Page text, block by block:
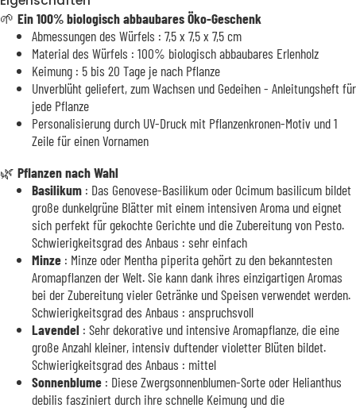
🌱 Ein 100% biologisch abbaubares Öko-Geschenk
Abmessungen des Würfels : 7,5 x 7,5 x 7,5 cm
Material des Würfels : 100% biologisch abbaubares Erlenholz
Keimung : 5 bis 20 Tage je nach Pflanze
Unverblüht geliefert, zum Wachsen und Gedeihen - Anleitungsheft für
jede Pflanze
Personalisierung durch UV-Druck mit Pflanzenkronen-Motiv und 1
Zeile für einen Vornamen
🌿 Pflanzen nach Wahl
Basilikum : Das Genovese-Basilikum oder Ocimum basilicum bildet
große dunkelgrüne Blätter mit einem intensiven Aroma und eignet
sich perfekt für gekochte Gerichte und die Zubereitung von Pesto.
Schwierigkeitsgrad des Anbaus : sehr einfach
Minze : Minze oder Mentha piperita gehört zu den bekanntesten
Aromapflanzen der Welt. Sie kann dank ihres einzigartigen Aromas
bei der Zubereitung vieler Getränke und Speisen verwendet werden.
Schwierigkeitsgrad des Anbaus : anspruchsvoll
Lavendel : Sehr dekorative und intensive Aromapflanze, die eine
große Anzahl kleiner, intensiv duftender violetter Blüten bildet.
Schwierigkeitsgrad des Anbaus : mittel
Sonnenblume : Diese Zwergsonnenblumen-Sorte oder Helianthus
debilis fasziniert durch ihre schnelle Keimung und die